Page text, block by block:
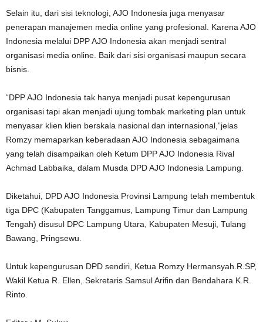
Selain itu, dari sisi teknologi, AJO Indonesia juga menyasar
penerapan manajemen media online yang profesional. Karena AJO
Indonesia melalui DPP AJO Indonesia akan menjadi sentral
organisasi media online. Baik dari sisi organisasi maupun secara
bisnis.
“DPP AJO Indonesia tak hanya menjadi pusat kepengurusan
organisasi tapi akan menjadi ujung tombak marketing plan untuk
menyasar klien klien berskala nasional dan internasional,”jelas
Romzy memaparkan keberadaan AJO Indonesia sebagaimana
yang telah disampaikan oleh Ketum DPP AJO Indonesia Rival
Achmad Labbaika, dalam Musda DPD AJO Indonesia Lampung.
Diketahui, DPD AJO Indonesia Provinsi Lampung telah membentuk
tiga DPC (Kabupaten Tanggamus, Lampung Timur dan Lampung
Tengah) disusul DPC Lampung Utara, Kabupaten Mesuji, Tulang
Bawang, Pringsewu.
Untuk kepengurusan DPD sendiri, Ketua Romzy Hermansyah.R.SP,
Wakil Ketua R. Ellen, Sekretaris Samsul Arifin dan Bendahara K.R.
Rinto.